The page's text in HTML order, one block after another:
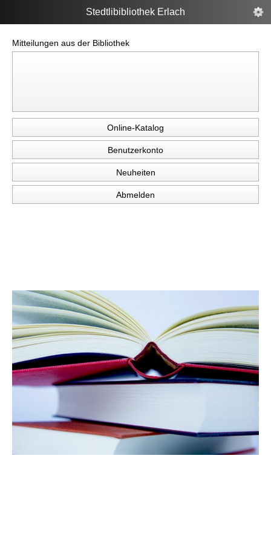
Stedtlibibliothek Erlach
Benutzerkonto
Online-Katalog
Neuheiten
Mitteilungen aus der Bibliothek
Abmelden